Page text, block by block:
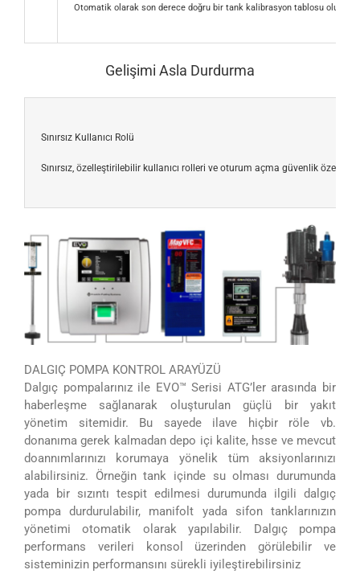
Otomatik olarak son derece doğru bir tank kalibrasyon tablosu
Gelişimi Asla Durdurma
Sınırsız Kullanıcı Rolü
Sınırsız, özelleştirilebilir kullanıcı rolleri ve oturum açma güvenlik
DALGIÇ POMPA KONTROL ARAYÜZÜ
Dalgıç pompalarınız ile EVO™ Serisi ATG’ler arasında bir
haberleşme sağlanarak oluşturulan güçlü bir yakıt
yönetim sitemidir. Bu sayede ilave hiçbir röle vb.
donanıma gerek kalmadan depo içi kalite, hsse ve mevcut
doannımlarınızı korumaya yönelik tüm aksiyonlarınızı
alabilirsiniz. Örneğin tank içinde su olması durumunda
yada bir sızıntı tespit edilmesi durumunda ilgili dalgıç
pompa durdurulabilir, manifolt yada sifon tanklarınızın
yönetimi otomatik olarak yapılabilir. Dalgıç pompa
performans verileri konsol üzerinden görülebilir ve
sisteminizin performansını sürekli iyileştirebilirsiniz